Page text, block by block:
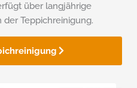
über lang­jährige
Teppich­reinigung.